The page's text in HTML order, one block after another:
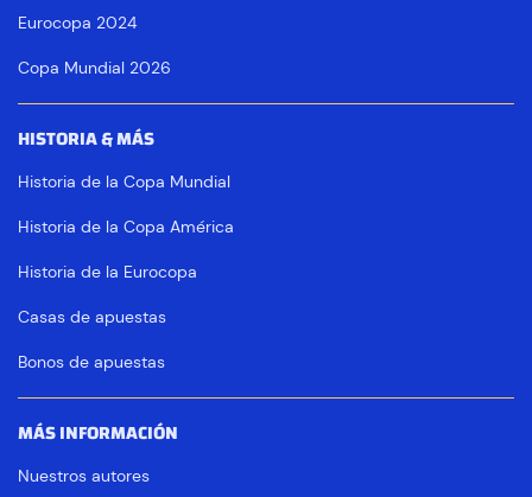
Eurocopa 2024
Copa Mundial 2026
HISTORIA & MÁS
Historia de la Copa Mundial
Historia de la Copa América
Historia de la Eurocopa
Casas de apuestas
Bonos de apuestas
MÁS INFORMACIÓN
Nuestros autores